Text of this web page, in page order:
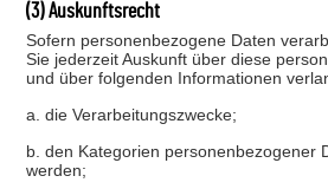
(3) Auskunftsrecht
Sofern personenbezogene Daten
Sie jederzeit Auskunft über diese
und über folgenden Informationen
a. die Verarbeitungszwecke;
b. den Kategorien personenbezogener
werden;